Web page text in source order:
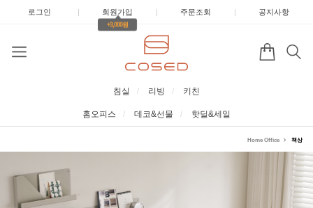
로그인 | 회원가입 |
+3,000원
주문조회 | 공지사항
침실 리빙 키친
홈오피스 데코&선물 핫딜&세일
Home Office 책상